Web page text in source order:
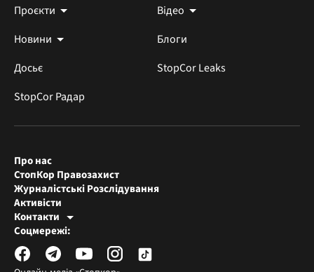
Проєкти
Відео
Новини
Блоги
Досьє
StopCor Leaks
StopCor Радар
Про нас
СтопКор Правозахист
Журналістські Розслідування
Активісти
Контакти
Редакція СтопКора
Журналісти-розслідувачі
Соцмережі: